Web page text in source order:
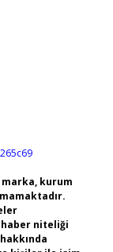
kurum
niteliği